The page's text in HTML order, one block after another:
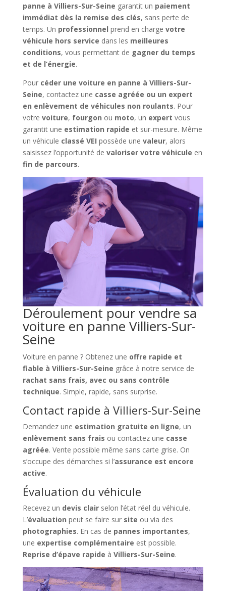
panne à Villiers-Sur-Seine garantit un paiement
immédiat dès la remise des clés, sans perte de
temps. Un professionnel prend en charge votre
véhicule hors service dans les meilleures
conditions, vous permettant de gagner du temps
et de l’énergie.
Pour céder une voiture en panne à Villiers-Sur-
Seine, contactez une casse agréée ou un expert
en enlèvement de véhicules non roulants. Pour
votre voiture, fourgon ou moto, un expert vous
garantit une estimation rapide et sur-mesure. Même
un véhicule classé VEI possède une valeur, alors
saisissez l’opportunité de valoriser votre véhicule en
fin de parcours.
Déroulement pour vendre sa
voiture en panne Villiers-Sur-
Seine
Voiture en panne ? Obtenez une offre rapide et
fiable à Villiers-Sur-Seine grâce à notre service de
rachat sans frais, avec ou sans contrôle
technique. Simple, rapide, sans surprise.
Contact rapide à Villiers-Sur-Seine
Demandez une estimation gratuite en ligne, un
enlèvement sans frais ou contactez une casse
agréée. Vente possible même sans carte grise. On
s’occupe des démarches si l’assurance est encore
active.
Évaluation du véhicule
Recevez un devis clairselon l’état réel du véhicule.
L’évaluation peut se faire sur site ou via des
photographies. En cas de pannes importantes,
une expertise complémentaire est possible.
Reprise d’épave rapide à Villiers-Sur-Seine.